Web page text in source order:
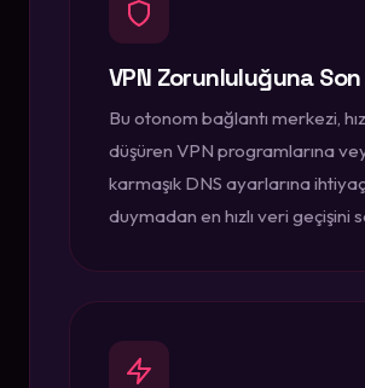
VPN Zorunluluğuna Son
Bu otonom bağlantı merkezi,
düşüren VPN programlarına
karmaşık DNS ayarlarına ihtiyaç
duymadan en hızlı veri geçişini